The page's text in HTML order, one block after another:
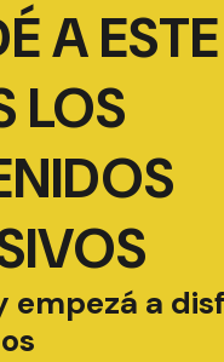
A
LOS
empezá a